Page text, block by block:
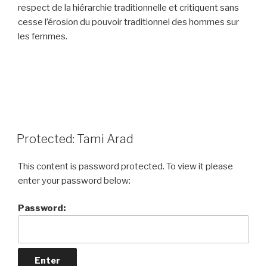
respect de la hiérarchie traditionnelle et critiquent sans
cesse l’érosion du pouvoir traditionnel des hommes sur
les femmes.
Protected: Tami Arad
This content is password protected. To view it please
enter your password below:
Password: